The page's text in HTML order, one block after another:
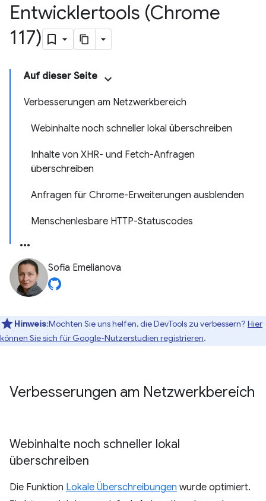
Entwicklertools (Chrome
117)
Auf dieser Seite
Verbesserungen am Netzwerkbereich
Webinhalte noch schneller lokal überschreiben
Inhalte von XHR- und Fetch-Anfragen
überschreiben
Anfragen für Chrome-Erweiterungen ausblenden
Menschenlesbare HTTP-Statuscodes
Sofia Emelianova
Hinweis:Möchten Sie uns helfen, die DevTools zu verbessern? Hier
können Sie sich für Google-Nutzerstudien registrieren.
Verbesserungen am Netzwerkbereich
Webinhalte noch schneller lokal
überschreiben
Die Funktion Lokale Überschreibungen wurde optimiert.